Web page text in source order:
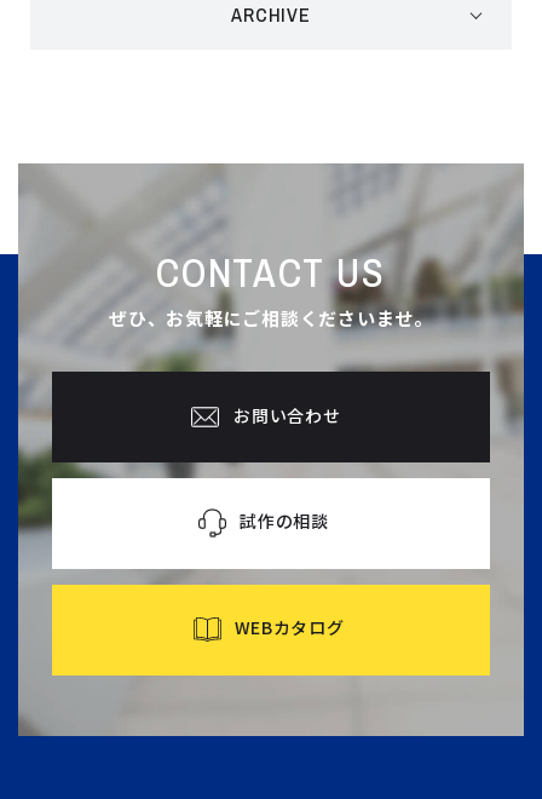
ARCHIVE
CONTACT US
ぜひ、お気軽にご相談くださいませ。
お問い合わせ
試作の相談
WEBカタログ